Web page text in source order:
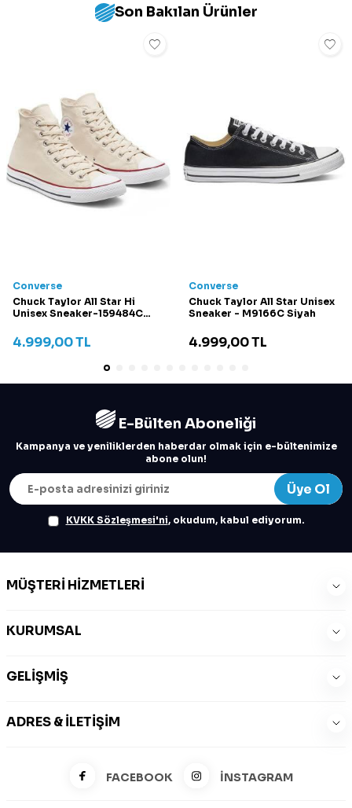
Son Bakılan Ürünler
Converse
Chuck Taylor All Star Hi
Unisex Sneaker-159484C
4.999,00TL
Converse
Chuck Taylor All Star Unisex
Sneaker - M9166C Siyah
4.999,00TL
E-Bülten Aboneliği
Kampanya ve yeniliklerden haberdar olmak için e-bültenimize
abone olun!
Üye Ol
KVKK Sözleşmesi'ni, okudum, kabul ediyorum.
MÜŞTERI HIZMETLERI
KURUMSAL
GELIŞMIŞ
ADRES & İLETIŞIM
FACEBOOK İNSTAGRAM